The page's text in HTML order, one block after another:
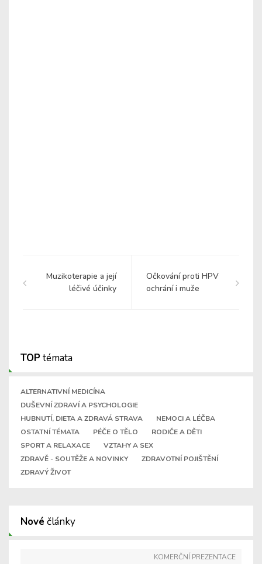
Muzikoterapie a její
léčivé účinky
Očkování proti HPV
ochrání i muže
TOPtémata
ALTERNATIVNÍ MEDICÍNA
DUŠEVNÍ ZDRAVÍ A PSYCHOLOGIE
HUBNUTÍ, DIETA A ZDRAVÁ STRAVA
NEMOCI A LÉČBA
OSTATNÍ TÉMATA
PÉČE O TĚLO
RODIČE A DĚTI
SPORT A RELAXACE
VZTAHY A SEX
ZDRAVĚ - SOUTĚŽE A NOVINKY
ZDRAVOTNÍ POJIŠTĚNÍ
ZDRAVÝ ŽIVOT
Nové články
KOMERČNÍ PREZENTACE